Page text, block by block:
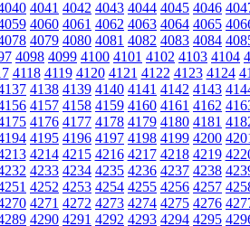
4041 4042 4043 4044 4045 4046
4060 4061 4062 4063 4064 4065
4079 4080 4081 4082 4083 4084
4098 4099 4100 4101 4102 4103 4104
4118 4119 4120 4121 4122 4123 4124
4138 4139 4140 4141 4142 4143
4157 4158 4159 4160 4161 4162
4176 4177 4178 4179 4180 4181
4195 4196 4197 4198 4199 4200
4214 4215 4216 4217 4218 4219
4233 4234 4235 4236 4237 4238
4252 4253 4254 4255 4256 4257
4271 4272 4273 4274 4275 4276
4290 4291 4292 4293 4294 4295